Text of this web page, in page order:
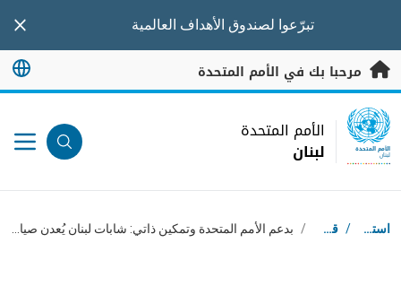
تبرّعوا لصندوق الأهداف العالمية
مرحبا بك في الأمم المتحدة
UN Logo
الأمم المتحدة
لبنان
الأمم المتحدة
لبنان
مسار التنقل
استقبال / قصص /